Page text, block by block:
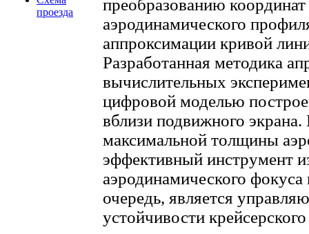
проезда
преобразованию
аэродинамического
аппроксимации кривой
Разработанная методика
вычислительных
цифровой моделью
вблизи подвижного
максимальной толщины
эффективный инструмент
аэродинамического
очередь, является
устойчивости